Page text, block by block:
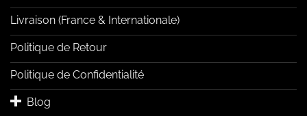
Livraison (France & Internationale)
Politique de Retour
Politique de Confidentialité
Blog